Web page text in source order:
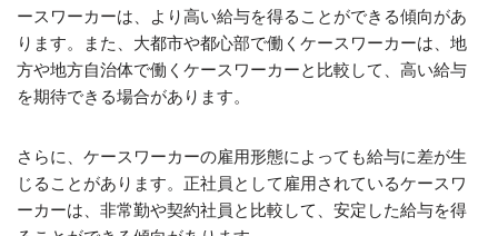
ースワーカーは、より高い給与を得ることができる傾向があ
ります。また、大都市や都心部で働くケースワーカーは、地
方や地方自治体で働くケースワーカーと比較して、高い給与
を期待できる場合があります。
さらに、ケースワーカーの雇用形態によっても給与に差が生
じることがあります。正社員として雇用されているケースワ
ーカーは、非常勤や契約社員と比較して、安定した給与を得